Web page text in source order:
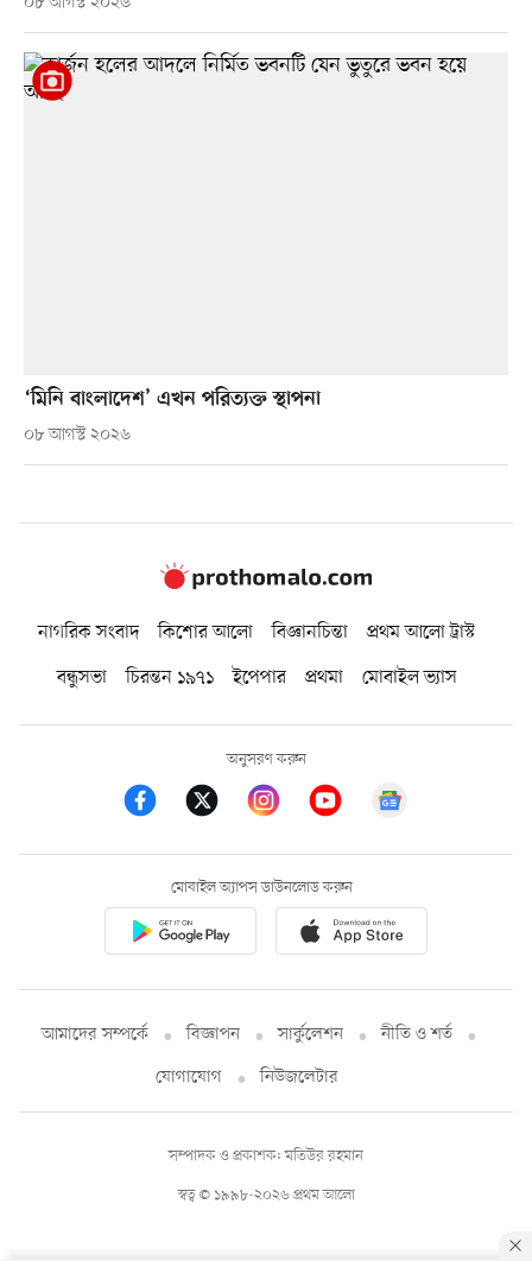
‘মিনি বাংলাদেশ’ এখন পরিত্যক্ত স্থাপনা
০৮ আগস্ট ২০২৬
নাগরিক সংবাদ কিশোর আলো বিজ্ঞানচিন্তা
প্রথম আলো ট্রাস্ট
বন্ধুসভা
চিরন্তন ১৯৭১ ইপেপার প্রথমা মোবাইল ভ্যাস
অনুসরণ করুন
মোবাইল অ্যাপস ডাউনলোড করুন
আমাদের সম্পর্কে বিজ্ঞাপন সার্কুলেশন
নীতি ও শর্ত
যোগাযোগ
নিউজলেটার
স্বত্ব © ১৯৯৮-২০২৬ প্রথম আলো
সম্পাদক ও প্রকাশক: মতিউর রহমান